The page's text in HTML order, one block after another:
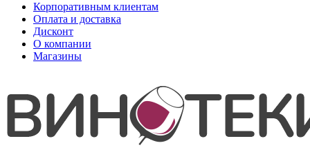
Корпоративным клиентам
Оплата и доставка
Дисконт
О компании
Магазины